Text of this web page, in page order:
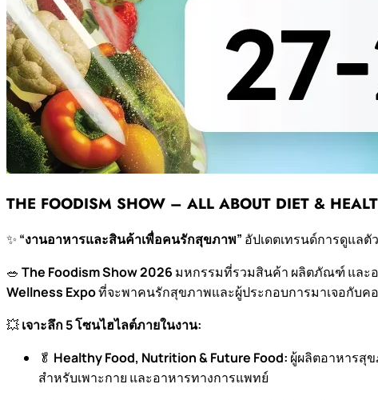
THE FOODISM SHOW – ALL ABOUT DIET &
✨ “งานอาหารและสินค้าเพื่อคนรักสุขภาพ” อัปเดตเทรนด์การดูแล
🥗 The Foodism Show 2026 มหกรรมที่รวมสินค้า ผลิตภัณฑ์ และ
Wellness Expoที่จะพาคนรักสุขภาพและผู้ประกอบการมาเจอกับ
💥เจาะลึก 5 โซนไฮไลต์ภายในงาน:
🥬 Healthy Food, Nutrition & Future Food: ผู้ผลิตอาหารสุ
สำหรับเพาะกาย และอาหารทางการแพทย์